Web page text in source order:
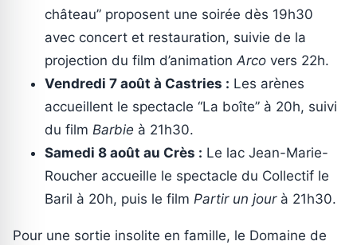
château” proposent une soirée dès 19h30
avec concert et restauration, suivie de la
projection du film d’animation Arco vers 22h.
Vendredi 7 août à Castries : Les arènes
accueillent le spectacle “La boîte” à 20h, suivi
du film Barbie à 21h30.
Samedi 8 août au Crès : Le lac Jean-Marie-
Roucher accueille le spectacle du Collectif le
Baril à 20h, puis le film Partir un jourà 21h30.
Pour une sortie insolite en famille, le Domaine de